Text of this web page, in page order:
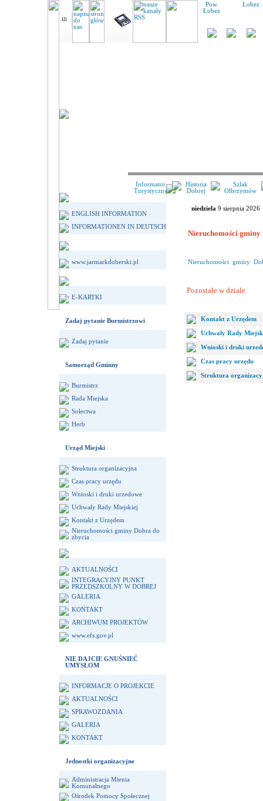
Pow.
Łobez
Łobez
Informator
Turystyczny
Historia
Dobrej
Szlak
Olbrzymów
ENGLISH INFORMATION
INFORMATIONEN IN DEUTSCH
www.jarmarkdoberski.pl
E-KARTKI
Zadaj pytanie Burmistrzowi
Zadaj pytanie
Samorząd Gminny
Burmistrz
Rada Miejska
Sołectwa
Herb
Urząd Miejski
Struktura organizacyjna
Czas pracy urzędu
Wnioski i druki urzedowe
Uchwały Rady Miejskiej
Kontakt z Urzędem
Nieruchomości gminy Dobra do
zbycia
AKTUALNOŚCI
INTEGRACYJNY PUNKT
PRZEDSZKOLNY W DOBREJ
GALERIA
KONTAKT
ARCHIWUM PROJEKTÓW
www.efs.gov.pl
NIE DAJCIE GNUŚNIEĆ
UMYSŁOM
INFORMACJE O PROJEKCIE
AKTUALNOŚCI
SPRAWOZDANIA
GALERIA
KONTAKT
Jednostki organizacyjne
Administracja Mienia
Komunalnego
Ośrodek Pomocy Społecznej
niedziela 9 sierpnia 2026
Nieruchomości gminy
Nieruchomości gminy
Pozostałe w dziale
Kontakt z Urzędem
Uchwały Rady
Wnioski i druki
Czas pracy urzędu
Struktura